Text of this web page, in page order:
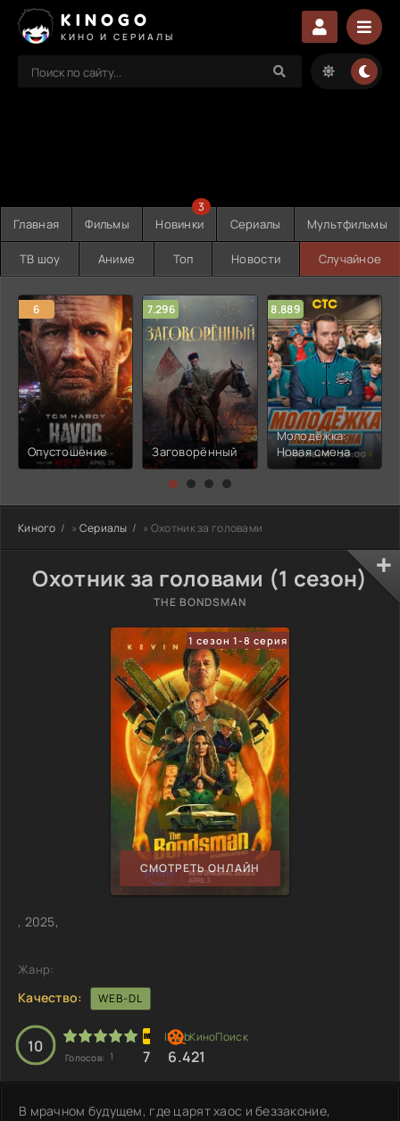
KINOGO
КИНО И СЕРИАЛЫ
Главная Фильмы Новинки
3
Сериалы Мультфильмы
ТВ шоу Аниме Топ Новости Случайное
6
Опустошение
7.296
Заговорённый
8.889
Молодёжка:
Новая смена
Киного » Сериалы » Охотник за головами
Охотник за головами (1 сезон)
THE BONDSMAN
1 сезон 1-8 серия
СМОТРЕТЬ ОНЛАЙН
, 2025,
Жанр:
Качество: WEB-DL
10
Голосов: 1 7 6.421
В мрачном будущем, где царят хаос и беззаконие,